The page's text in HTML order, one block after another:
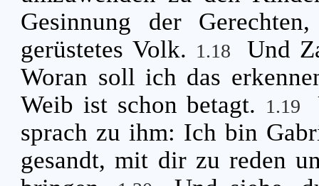
Gesinnung der
gerüstetes Volk. 1.18
Und
Woran soll ich das
Weib ist schon betagt. 1.19
sprach zu ihm: Ich bin
gesandt, mit dir zu reden